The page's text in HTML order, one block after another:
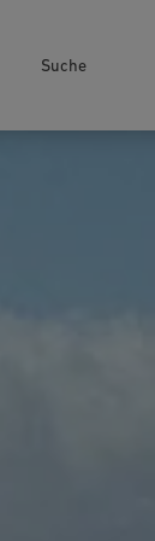
Suche